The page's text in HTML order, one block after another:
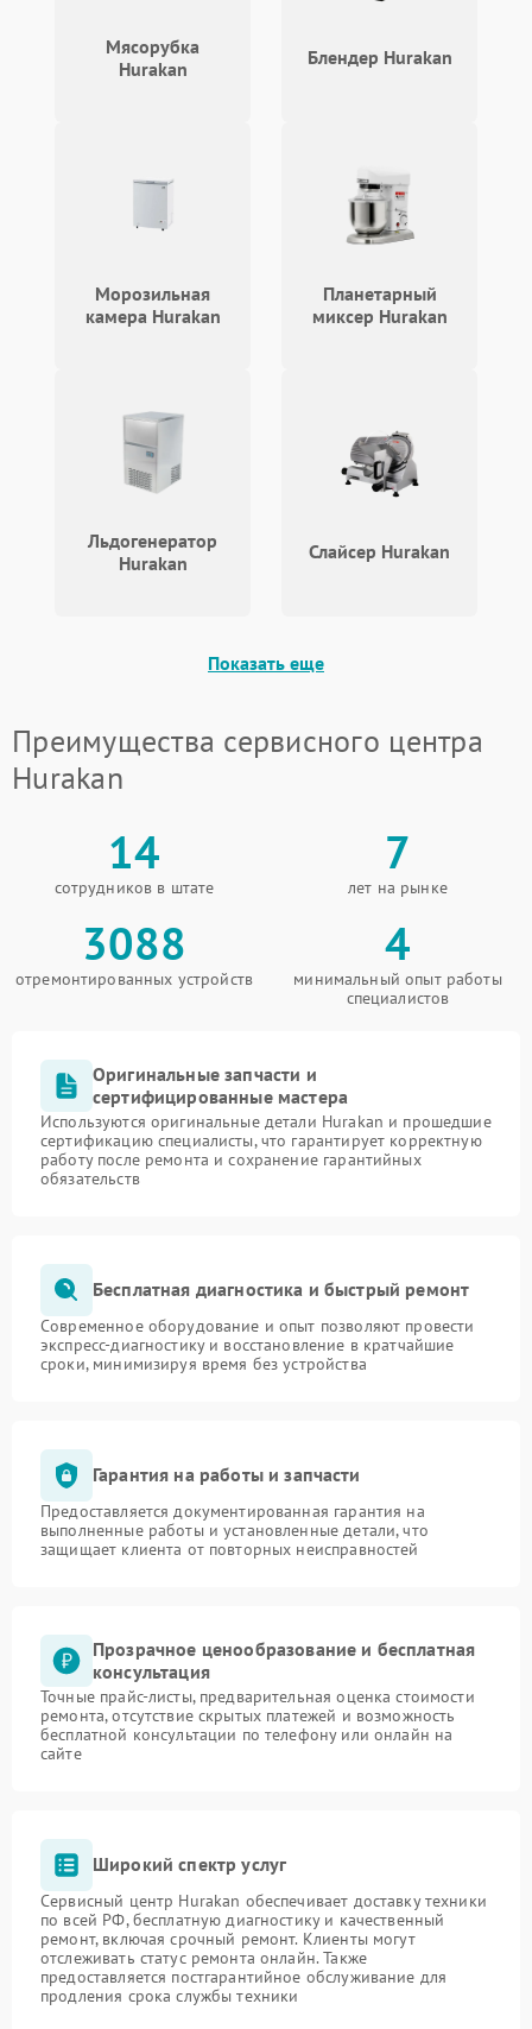
Мясорубка
Hurakan
Блендер Hurakan
Морозильная
камера Hurakan
Планетарный
миксер Hurakan
Льдогенератор
Hurakan
Слайсер Hurakan
Показать еще
Преимущества сервисного центра
Hurakan
14
сотрудников в штате
7
лет на рынке
3088
отремонтированных устройств
4
минимальный опыт работы
специалистов
Оригинальные запчасти и
сертифицированные мастера
Используются оригинальные детали Hurakan и прошедшие
сертификацию специалисты, что гарантирует корректную
работу после ремонта и сохранение гарантийных
обязательств
Бесплатная диагностика и быстрый ремонт
Современное оборудование и опыт позволяют провести
экспресс-диагностику и восстановление в кратчайшие
сроки, минимизируя время без устройства
Гарантия на работы и запчасти
Предоставляется документированная гарантия на
выполненные работы и установленные детали, что
защищает клиента от повторных неисправностей
Прозрачное ценообразование и бесплатная
консультация
Точные прайс-листы, предварительная оценка стоимости
ремонта, отсутствие скрытых платежей и возможность
бесплатной консультации по телефону или онлайн на
сайте
Широкий спектр услуг
Сервисный центр Hurakan обеспечивает доставку техники
по всей РФ, бесплатную диагностику и качественный
ремонт, включая срочный ремонт. Клиенты могут
отслеживать статус ремонта онлайн. Также
предоставляется постгарантийное обслуживание для
продления срока службы техники